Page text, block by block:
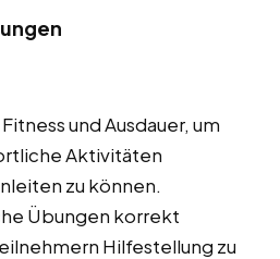
und Ausdauer, um
Aktivitäten
zu können.
Übungen korrekt
Hilfestellung zu